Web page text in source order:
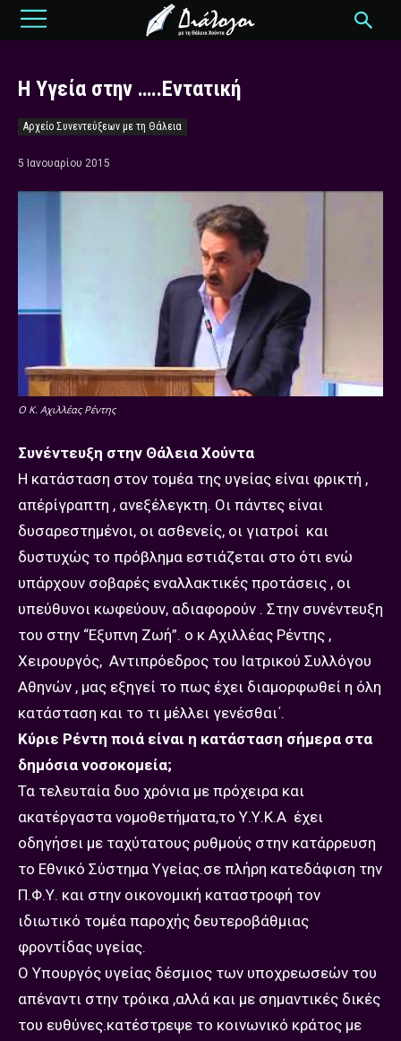
Η Υγεία στην …..Εντατική
Αρχείο Συνεντεύξεων με τη Θάλεια
5 Ιανουαρίου 2015
Ο Κ. Αχιλλέας Ρέντης
Συνέντευξη στην Θάλεια Χούντα
Η κατάσταση στον τομέα της υγείας είναι φρικτή ,
απέρίγραπτη , ανεξέλεγκτη. Οι πάντες είναι
δυσαρεστημένοι, οι ασθενείς, οι γιατροί και
δυστυχώς το πρόβλημα εστιάζεται στο ότι ενώ
υπάρχουν σοβαρές εναλλακτικές προτάσεις , οι
υπεύθυνοι κωφεύουν, αδιαφορούν . Στην συνέντευξη
του στην “Εξυπνη Ζωή”. ο κ Αχιλλέας Ρέντης ,
Χειρουργός, Αντιπρόεδρος του Ιατρικού Συλλόγου
Αθηνών , μας εξηγεί το πως έχει διαμορφωθεί η όλη
κατάσταση και το τι μέλλει γενέσθαι΄.
Κύριε Ρέντη ποιά είναι η κατάσταση σήμερα στα
δημόσια νοσοκομεία;
Τα τελευταία δυο χρόνια με πρόχειρα και
ακατέργαστα νομοθετήματα,το Υ.Υ.Κ.Α έχει
οδηγήσει με ταχύτατους ρυθμούς στην κατάρρευση
το Εθνικό Σύστημα Υγείας.σε πλήρη κατεδάφιση την
Π.Φ.Υ. και στην οικονομική καταστροφή τον
ιδιωτικό τομέα παροχής δευτεροβάθμιας
φροντίδας υγείας.
Ο Υπουργός υγείας δέσμιος των υποχρεωσεών του
απέναντι στην τρόικα ,αλλά και με σημαντικές δικές
του ευθύνες.κατέστρεψε το κοινωνικό κράτος με